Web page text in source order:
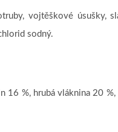
vojtěškové úsušky,
sodný.
16 %, hrubá vláknina 20